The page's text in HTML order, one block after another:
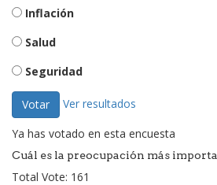
Inflación
Salud
Seguridad
Votar Ver resultados
Ya has votado en esta encuesta
Cuál es la preocupación más
Total Vote: 161